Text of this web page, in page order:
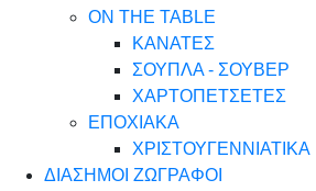
ON THE TABLE
ΚΑΝΑΤΕΣ
ΣΟΥΠΛΑ - ΣΟΥΒΕΡ
ΧΑΡΤΟΠΕΤΣΕΤΕΣ
ΕΠΟΧΙΑΚΑ
ΧΡΙΣΤΟΥΓΕΝΝΙΑΤΙΚΑ
ΔΙΑΣΗΜΟΙ ΖΩΓΡΑΦΟΙ